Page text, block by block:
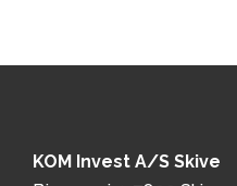
KOM Invest A/S Skive